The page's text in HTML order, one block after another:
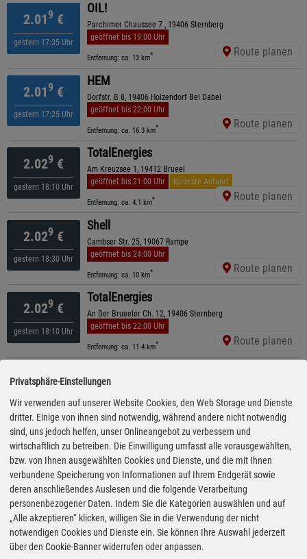
2.019 €
gestern 17:35 Uhr
OIL!
Parchimer Chaussee 7 , 19406 Sternberg
geöffnet bis 19:00 Uhr
Entfernung: ca. 13 km* Route planen
2.019 €
gestern 17:25 Uhr
HEM
Dorfstr. B 8, 19406 Holzendorf Bei Dabel
geöffnet bis 22:00 Uhr
Entfernung: ca. 16.3 km* Route planen
2.029 €
gestern 18:10 Uhr
TotalEnergies
Am Kreuzsee 1, 19412 Brueel
geöffnet bis 21:00 Uhr
kürzeste Anfahrt
Entfernung: ca. 4.1 km* Route planen
2.029 €
gestern 18:30 Uhr
Shell
Cambser Str. 25, 19067 Rampe
geöffnet bis 24:00 Uhr
Entfernung: ca. 10 km* Route planen
2.029 €
gestern 18:10 Uhr
TotalEnergies
An Der Brueeler Ch. 12, 19406 Sternberg
geöffnet bis 22:00 Uhr
Entfernung: ca. 11.4 km* Route planen
2.039€
gestern 20:00 Uhr
Brüeler Straße 27, 19089 Crivitz
ganztägig geöffnet
Entfernung: ca. 13.9 km* Route planen
2.039€
vor 29 Minuten
Sprint
An Der Bundesstraße 12, 23996 Niendorf
geöffnet bis 22:00 Uhr
Entfernung: ca. 16 km* Route planen
2.039€
gestern 19:55 Uhr
STAR
Gewerbeallee 1, 19089 Crivitz
geöffnet bis 22:00 Uhr
Privatsphäre-Einstellungen
Wir verwenden auf unserer Website Cookies, den Web Storage und Dienste
dritter. Einige von ihnen sind notwendig, während andere nicht notwendig
sind, uns jedoch helfen, unser Onlineangebot zu verbessern und
wirtschaftlich zu betreiben. Die Einwilligung umfasst alle vorausgewählten,
bzw. von Ihnen ausgewählten Cookies und Dienste, und die mit Ihnen
verbundene Speicherung von Informationen auf Ihrem Endgerät sowie
deren anschließendes Auslesen und die folgende Verarbeitung
personenbezogener Daten. Indem Sie die Kategorien auswählen und auf
„Alle akzeptieren“ klicken, willigen Sie in die Verwendung der nicht
notwendigen Cookies und Dienste ein. Sie können Ihre Auswahl jederzeit
über den Cookie-Banner widerrufen oder anpassen.